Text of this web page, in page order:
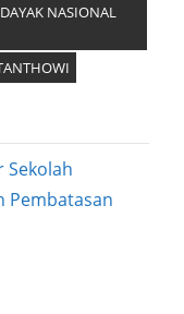
NASIONAL
Sekolah
Pembatasan